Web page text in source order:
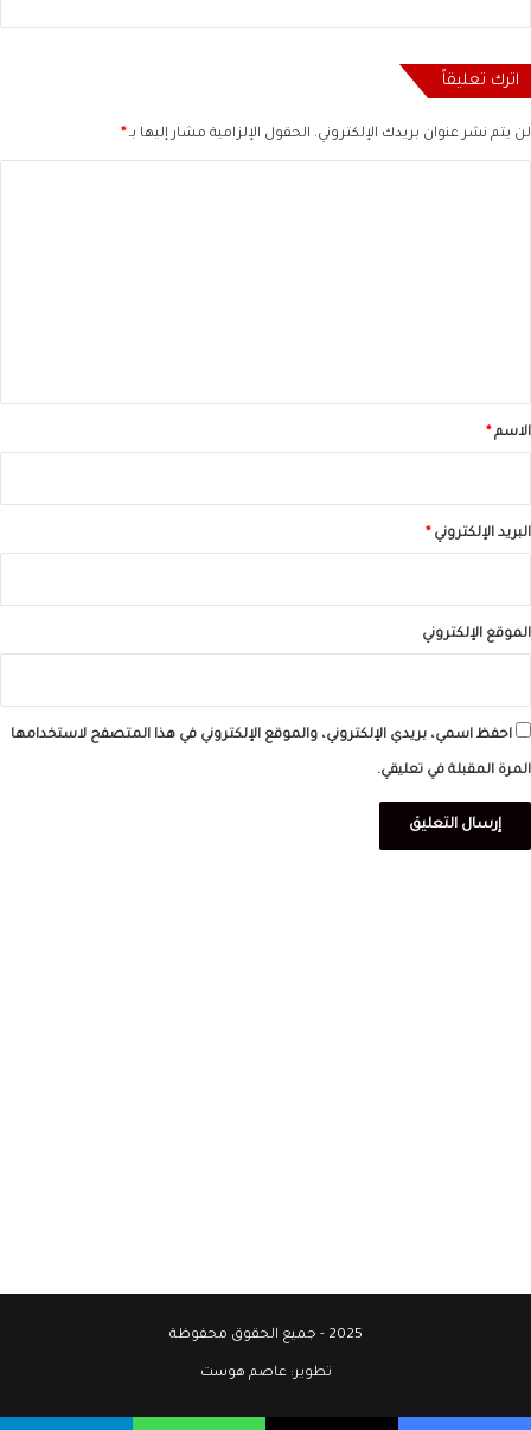
اترك تعليقاً
لن يتم نشر عنوان بريدك الإلكتروني. الحقول الإلزامية مشار إليها بـ *
*الاسم *
البريد الإلكتروني *
الموقع الإلكتروني
احفظ اسمي، بريدي الإلكتروني، والموقع الإلكتروني في هذا المتصفح لاستخدامها
المرة المقبلة في تعليقي.
2025 - جميع الحقوق محفوظة
تطوير:عاصم هوست